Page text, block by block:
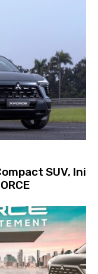
SUV, Ini